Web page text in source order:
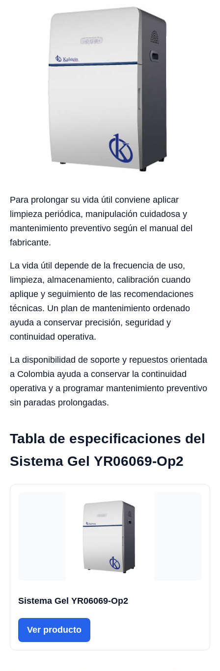
Para prolongar su vida útil conviene aplicar
limpieza periódica, manipulación cuidadosa y
mantenimiento preventivo según el manual del
fabricante.
La vida útil depende de la frecuencia de uso,
limpieza, almacenamiento, calibración cuando
aplique y seguimiento de las recomendaciones
técnicas. Un plan de mantenimiento ordenado
ayuda a conservar precisión, seguridad y
continuidad operativa.
La disponibilidad de soporte y repuestos orientada
a Colombia ayuda a conservar la continuidad
operativa y a programar mantenimiento preventivo
sin paradas prolongadas.
Tabla de especificaciones del
Sistema Gel YR06069-Op2
Sistema Gel YR06069-Op2
Ver producto